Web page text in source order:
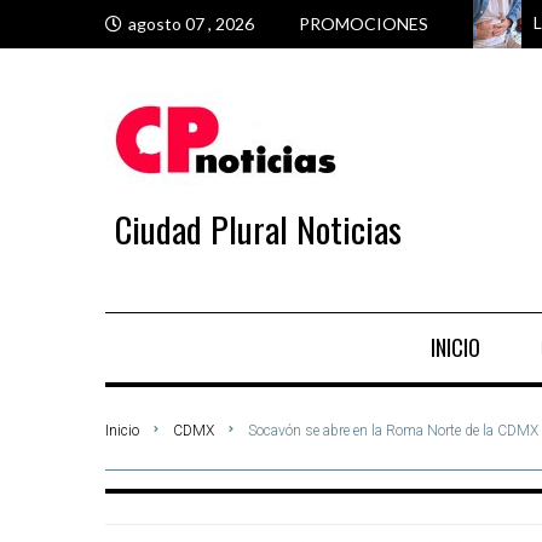
agosto 07 , 2026 PROMOCIONES
Ciudad Plural Noticias
INICIO
Inicio CDMX Socavón se abre en la Roma Norte de la CDMX